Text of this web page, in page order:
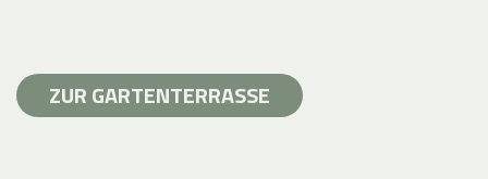
ZUR GARTENTERRASSE